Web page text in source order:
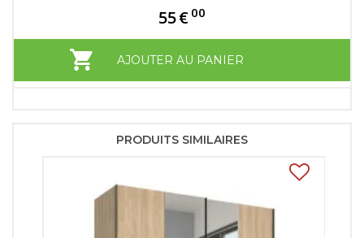
55€ 00
AJOUTER AU PANIER
PRODUITS SIMILAIRES